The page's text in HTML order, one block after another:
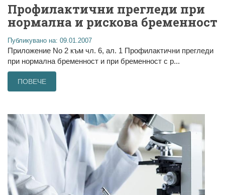
Профилактични прегледи при
нормална и рискова бременност
Публикувано на: 09.01.2007
Приложение No 2 към чл. 6, ал. 1 Профилактични прегледи
при нормална бременност и при бременност с р...
ПОВЕЧЕ